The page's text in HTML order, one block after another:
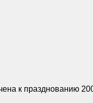
к празднованию